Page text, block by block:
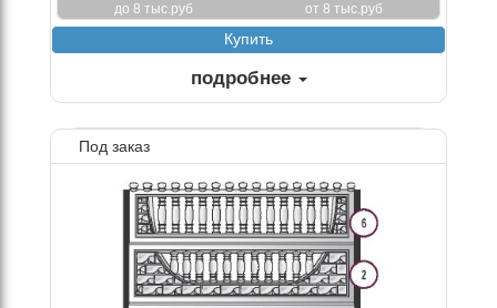
до 8 тыс.руб от 8 тыс.руб
подробнее
Под заказ